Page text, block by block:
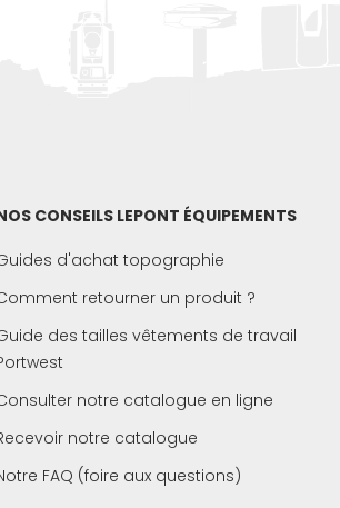
CONSEILS LEPONT ÉQUIPEMENTS
d'achat topographie
retourner un produit ?
des tailles vêtements de travail
notre catalogue en ligne
notre catalogue
FAQ (foire aux questions)